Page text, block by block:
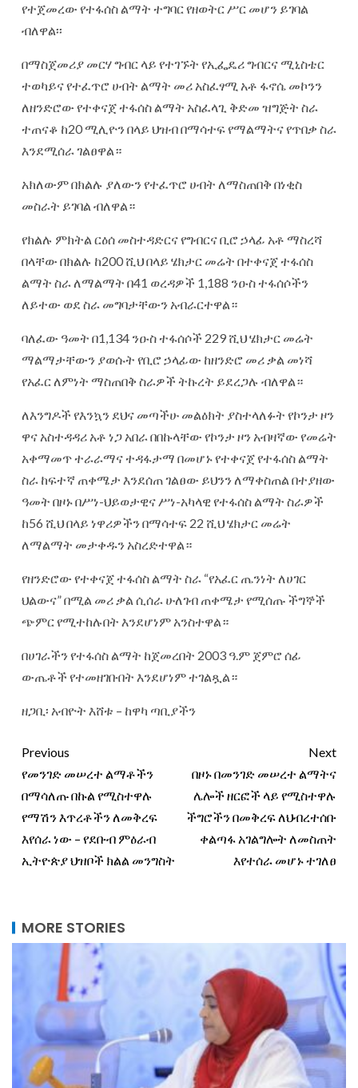
የተጀመረው የተፋሰስ ልማት ተግባር የዘወትር ሥር መሆን ይገባል
ብለዋል፡፡
በማስጀመሪያ መርሃ ግብር ላይ የተገኙት የኢፌዴሪ ግብርና ሚኒስቴር
ተወካይና የተፈጥሮ ሀብት ልማት መሪ አስፈፃሚ አቶ ፋኖሴ መኮንን
ለዘንድሮው የተቀናጀ ተፋሰስ ልማት አስፈላጊ ቅድመ ዝግጅት ስራ
ተጠናቆ ከ20 ሚሊዮን በላይ ህዝብ በማሳተፍ የማልማትና የጥበቃ ስራ
እንደሚሰራ ገልፀዋል።
አክለውም በክልሉ ያለውን የተፈጥሮ ሀብት ለማስጠበቅ በነቂስ
መስራት ይገባል ብለዋል።
የክልሉ ምክትል ርዕሰ መስተዳድርና የግብርና ቢሮ ኃላፊ አቶ ማስረሻ
በላቸው በክልሉ ከ200 ሺህ በላይ ሄክታር መሬት በተቀናጀ ተፋሰስ
ልማት ስራ ለማልማት በ41 ወረዳዎች 1,188 ንዑስ ተፋሰሶችን
ለይተው ወደ ስራ መግባታቸውን አብራርተዋል።
ባለፈው ዓመት በ1,134 ንዑስ ተፋሰሶች 229 ሺህ ሄክታር መሬት
ማልማታቸውን ያወሱት የቢሮ ኃላፊው ከዘንድሮ መሪ ቃል መነሻ
የአፈር ለምነት ማስጠበቅ ስራዎች ትኩረት ይደረጋሉ ብለዋል።
ለእንግዶች የእንኳን ደህና መጣችሁ መልዕክት ያስተላለፉት የኮንታ ዞን
ዋና አስተዳዳሪ አቶ ነጋ አበራ በበኩላቸው የኮንታ ዞን አብዛኛው የመሬት
አቀማመጥ ተራራማና ተዳፋታማ በመሆኑ የተቀናጀ የተፋሰስ ልማት
ስራ ከፍተኛ ጠቀሜታ እንደሰጠ ገልፀው ይህንን ለማቀስጠል በተያዘው
ዓመት በዞኑ በሥነ-ህይወታዊና ሥነ-አካላዊ የተፋሰስ ልማት ስራዎች
ከ56 ሺህ በላይ ነዋሪዎችን በማሳተፍ 22 ሺህ ሄክታር መሬት
ለማልማት መታቀዱን አስረድተዋል።
የዘንድሮው የተቀናጀ ተፋሰስ ልማት ስራ “የአፈር ጤንነት ለሀገር
ህልውና” በሚል መሪ ቃል ሲሰራ ሁለገብ ጠቀሜታ የሚሰጡ ችግኞች
ጭምር የሚተከሉበት እንደሆነም አንስተዋል።
በሀገራችን የተፋሰስ ልማት ከጀመረበት 2003 ዓ.ም ጀምሮ ሰፊ
ውጤቶች የተመዘገቡበት እንደሆነም ተገልጿል።
ዘጋቢ፡ አብዮት እሸቱ – ከዋካ ጣቢያችን
Previous
የመንገድ መሠረተ ልማቶችን
በማሳለጡ በኩል የሚስተዋሉ
የማሽን እጥረቶችን ለመቅረፍ
እየሰራ ነው – የደቡብ ምዕራብ
ኢትዮጵያ ህዝቦች ክልል መንግስት
Next
በዞኑ በመንገድ መሠረተ ልማትና
ሌሎች ዘርፎች ላይ የሚስተዋሉ
ችግሮችን በመቅረፍ ለህብረተሰቡ
ቀልጣፋ አገልግሎት ለመስጠት
እየተሰራ መሆኑ ተገለፀ
MORE STORIES